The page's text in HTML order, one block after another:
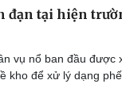
đạn tại hiện
vụ nổ ban đầu được
kho để xử lý dạng phế